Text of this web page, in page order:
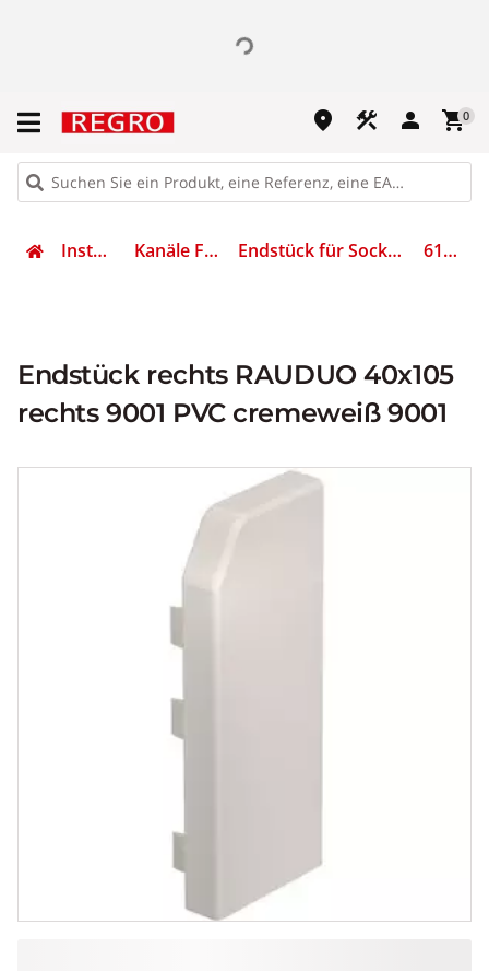
place construction person shopping_cart0
Installation Kanäle Formteile Endstück für Sockelleistenkanal 6132167
Endstück rechts RAUDUO 40x105
rechts 9001 PVC cremeweiß 9001